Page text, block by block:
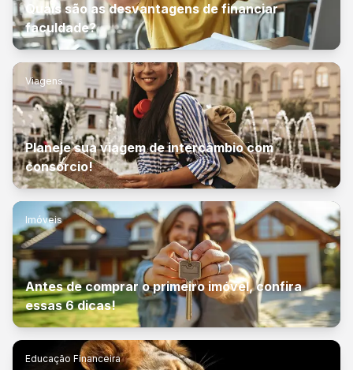
Quais são as desvantagens de financiar
faculdade?
Viagens
Planeje sua viagem de intercâmbio com
consórcio!
Imóveis
Antes de comprar o primeiro imóvel, confira
essas 6 dicas!
Educação Financeira